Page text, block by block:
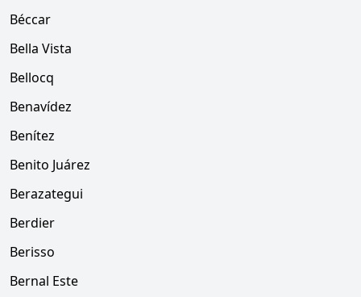
Béccar
Bella Vista
Bellocq
Benavídez
Benítez
Benito Juárez
Berazategui
Berdier
Berisso
Bernal Este